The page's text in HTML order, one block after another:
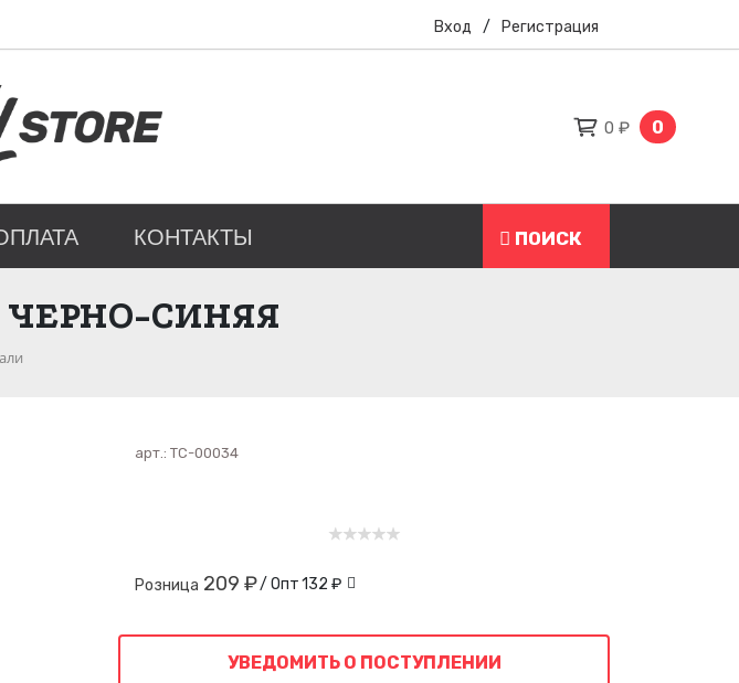
Вход / Регистрация
0 ₽ 0
КОНТАКТЫ ПОИСК
СИНЯЯ
арт.: ТС-00034
Розница 209 ₽/ Опт132 ₽
УВЕДОМИТЬ О ПОСТУПЛЕНИИ